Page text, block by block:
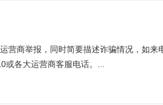
营商举报，同时简要描述诈骗情况，如来
各大运营商客服电话。...